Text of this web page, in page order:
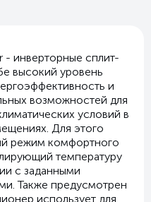
- инверторные сплит-
высокий уровень
и
возможностей для
условий в
Для этого
режим комфортного
температуру
с заданными
Также предусмотрен
использует для